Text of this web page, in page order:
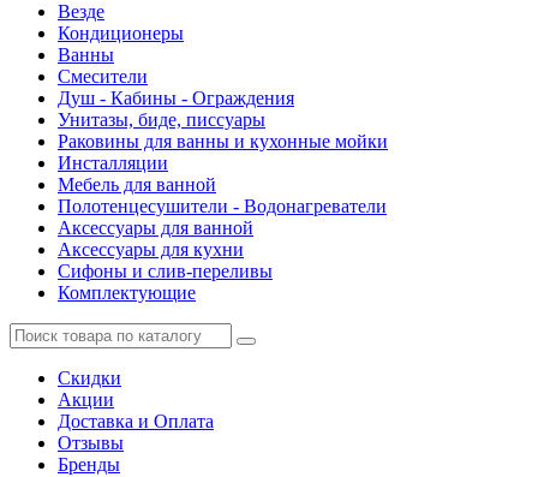
Везде
Кондиционеры
Ванны
Смесители
Душ - Кабины - Ограждения
Унитазы, биде, писсуары
Раковины для ванны и кухонные мойки
Инсталляции
Мебель для ванной
Полотенцесушители - Водонагреватели
Аксессуары для ванной
Аксессуары для кухни
Сифоны и слив-переливы
Комплектующие
Скидки
Акции
Доставка и Оплата
Отзывы
Бренды